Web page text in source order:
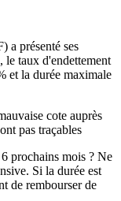
a présenté ses
le taux d'endettement
et la durée maximale
cote auprès
pas traçables
prochains mois ? Ne
Si la durée est
de rembourser de